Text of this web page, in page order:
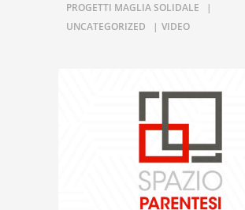
PROGETTI MAGLIA SOLIDALE
UNCATEGORIZED
VIDEO